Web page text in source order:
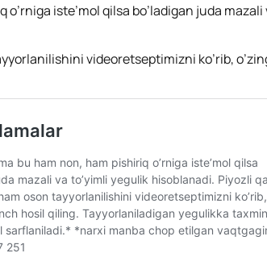
iste’mol qilsa bo’ladigan juda mazali
videoretseptimizni ko’rib,